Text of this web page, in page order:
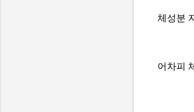
체성분
어차피